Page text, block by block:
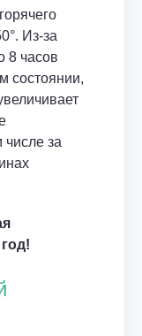
Из-за
8 часов
состоянии,
числе за